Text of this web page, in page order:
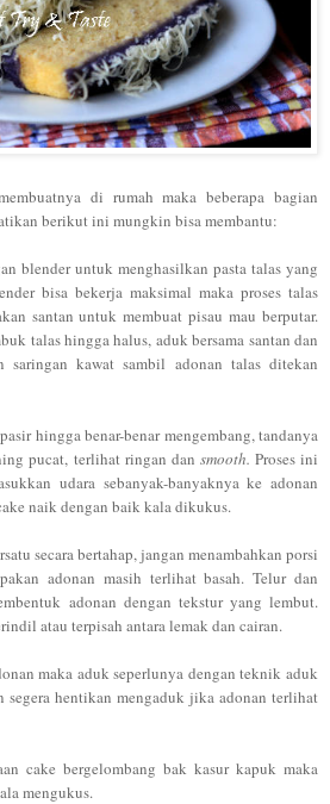
di rumah maka beberapa bagian
berikut ini mungkin bisa membantu:
blender untuk menghasilkan pasta talas yang
bisa bekerja maksimal maka proses talas
santan untuk membuat pisau mau berputar.
talas hingga halus, aduk bersama santan dan
saringan kawat sambil adonan talas ditekan
hingga benar-benar mengembang, tandanya
pucat, terlihat ringan dan smooth. Proses ini
udara sebanyak-banyaknya ke adonan
naik dengan baik kala dikukus.
secara bertahap, jangan menambahkan porsi
adonan masih terlihat basah. Telur dan
adonan dengan tekstur yang lembut.
atau terpisah antara lemak dan cairan.
maka aduk seperlunya dengan teknik aduk
segera hentikan mengaduk jika adonan terlihat
cake bergelombang bak kasur kapuk maka
mengukus.